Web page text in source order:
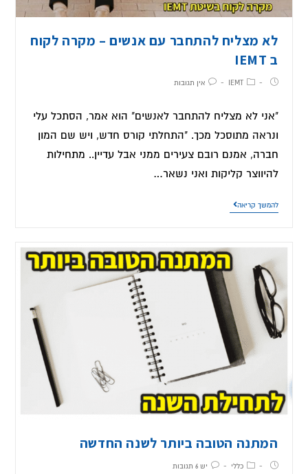
לא מצליח להתחבר עם אנשים – מקרה לקוח
ב IEMT
IEMT אין תגובות
"אני לא מצליח להתחבר לאנשים" הוא אמר, הסתכל עלי
ונראה מתוסכל מכך. "התחלתי קורס חדש, ויש שם המון
חברה, אמנם רובם צעירים ממני אבל עדיין.. מתחילות
להיווצר קליקות ואני נשאר…
להמשך קריאה
המתנה הטובה ביותר לשנה החדשה
כללי יש 6 תגובות